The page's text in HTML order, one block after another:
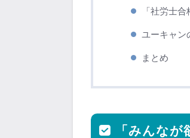
「社労士
ユーキャン
まとめ
「みんな